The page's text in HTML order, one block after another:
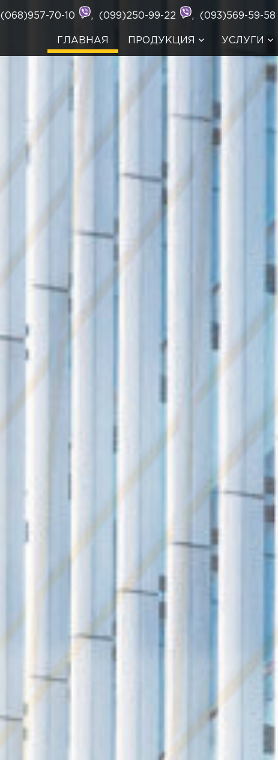
(068)957-70-10 , (099)250-99-22 , (093)569-59-58
ГЛАВНАЯ ПРОДУКЦИЯ УСЛУГИ